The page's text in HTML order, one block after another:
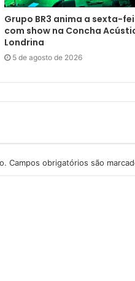
Grupo BR3 anima a sexta-
com show na Concha
Londrina
5 de agosto de 2026
Campos obrigatórios são